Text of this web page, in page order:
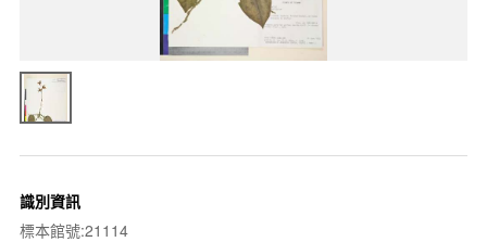
識別資訊
標本館號:21114